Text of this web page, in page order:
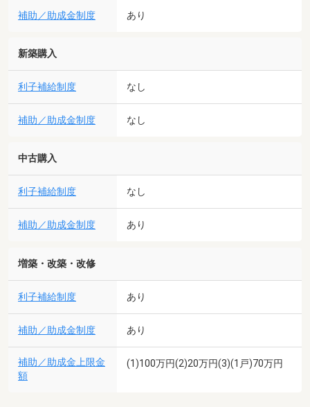
補助／助成金制度 あり
新築購入
利子補給制度 なし
補助／助成金制度 なし
中古購入
利子補給制度 なし
補助／助成金制度 あり
増築・改築・改修
利子補給制度 あり
補助／助成金制度 あり
補助／助成金上限金
額
(1)100万円(2)20万円(3)(1戸)70万円